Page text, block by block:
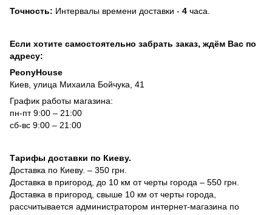
Точность: Интервалы времени доставки - 4 часа.
Если хотите самостоятельно забрать заказ, ждём Вас по
адресу:
PeonyHouse
Киев, улица Михаила Бойчука, 41
График работы магазина:
пн-пт 9:00 – 21:00
сб-вс 9:00 – 21:00
Тарифы доставки по Киеву.
Доставка по Киеву. – 350 грн.
Доставка в пригород, до 10 км от черты города – 550 грн.
Доставка в пригород, свыше 10 км от черты города,
рассчитывается администратором интернет-магазина по